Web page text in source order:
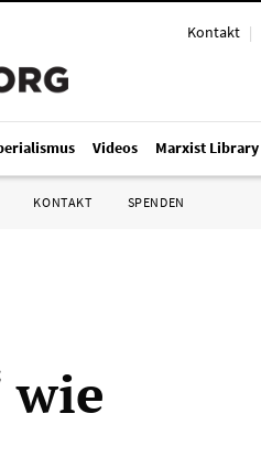
Kontakt |
Videos Marxist Library
KONTAKT SPENDEN